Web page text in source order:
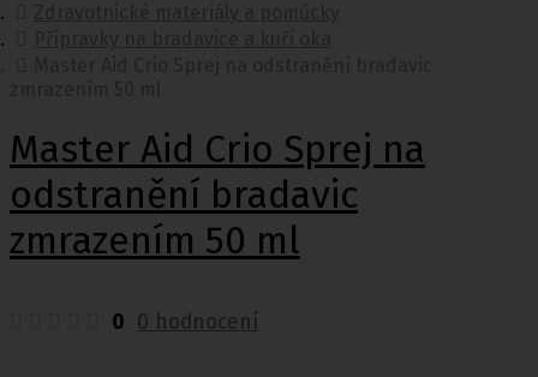
Master Aid Crio Sprej na
odstranění bradavic
zmrazením 50 ml
0 0 hodnocení